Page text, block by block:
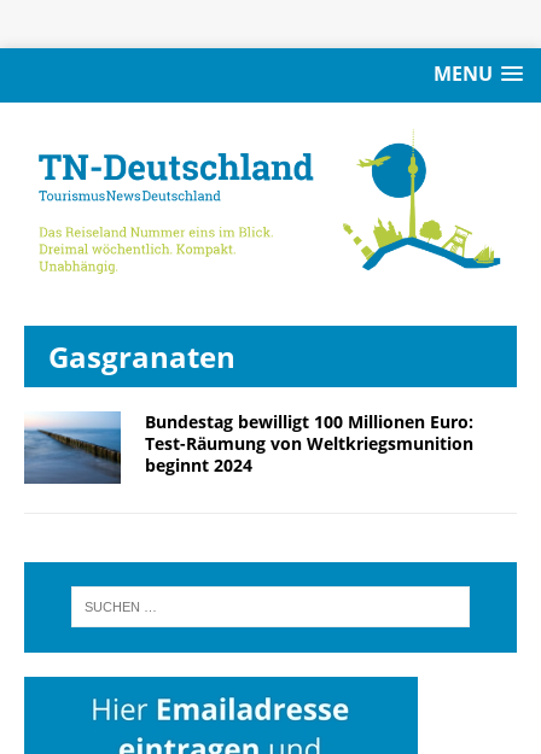
MENU
Gasgranaten
Bundestag bewilligt 100 Millionen Euro:
Test-Räumung von Weltkriegsmunition
beginnt 2024